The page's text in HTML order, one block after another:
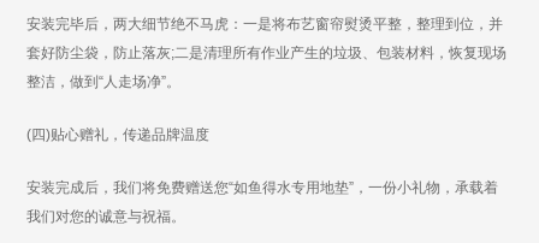
安装完毕后，两大细节绝不马虎：一是将布艺窗帘熨烫平整，整理到位，并
套好防尘袋，防止落灰;二是清理所有作业产生的垃圾、包装材料，恢复现场
整洁，做到“人走场净”。
(四)贴心赠礼，传递品牌温度
安装完成后，我们将免费赠送您“如鱼得水专用地垫”，一份小礼物，承载着
我们对您的诚意与祝福。